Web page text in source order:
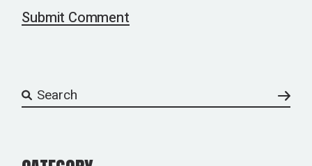
Submit Comment